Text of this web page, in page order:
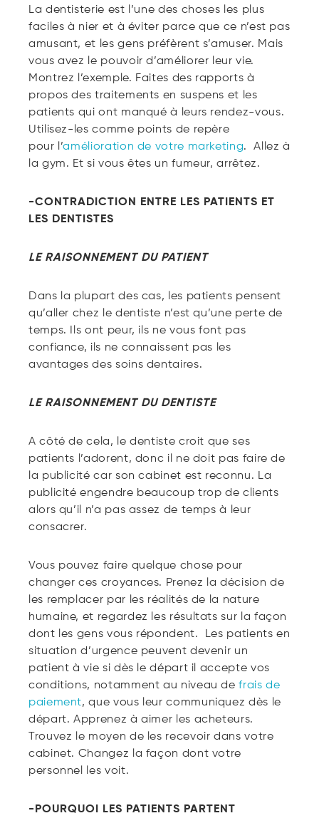
La dentisterie est l’une des choses les plus
faciles à nier et à éviter parce que ce n’est pas
amusant, et les gens préfèrent s’amuser. Mais
vous avez le pouvoir d’améliorer leur vie.
Montrez l’exemple. Faites des rapports à
propos des traitements en suspens et les
patients qui ont manqué à leurs rendez-vous.
Utilisez-les comme points de repère
pour l’amélioration de votre marketing. Allez à
la gym. Et si vous êtes un fumeur, arrêtez.
-CONTRADICTION ENTRE LES PATIENTS ET
LES DENTISTES
LE RAISONNEMENT DU PATIENT
Dans la plupart des cas, les patients pensent
qu’aller chez le dentiste n’est qu’une perte de
temps. Ils ont peur, ils ne vous font pas
confiance, ils ne connaissent pas les
avantages des soins dentaires.
LE RAISONNEMENT DU DENTISTE
A côté de cela, le dentiste croit que ses
patients l’adorent, donc il ne doit pas faire de
la publicité car son cabinet est reconnu. La
publicité engendre beaucoup trop de clients
alors qu’il n’a pas assez de temps à leur
consacrer.
Vous pouvez faire quelque chose pour
changer ces croyances. Prenez la décision de
les remplacer par les réalités de la nature
humaine, et regardez les résultats sur la façon
dont les gens vous répondent. Les patients en
situation d’urgence peuvent devenir un
patient à vie si dès le départ il accepte vos
conditions, notamment au niveau defrais de
paiement, que vous leur communiquez dès le
départ. Apprenez à aimer les acheteurs.
Trouvez le moyen de les recevoir dans votre
cabinet. Changez la façon dont votre
personnel les voit.
-POURQUOI LES PATIENTS PARTENT